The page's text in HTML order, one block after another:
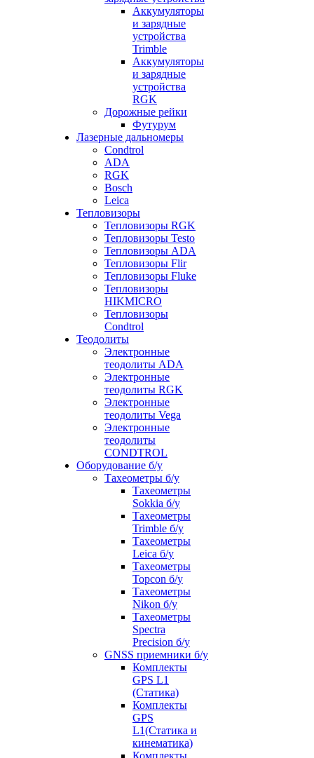
Аккумуляторы
и зарядные
устройства
Trimble
Аккумуляторы
и зарядные
устройства
RGK
Дорожные рейки
Футурум
Лазерные дальномеры
Condtrol
ADA
RGK
Bosch
Leica
Тепловизоры
Тепловизоры RGK
Тепловизоры Testo
Тепловизоры ADA
Тепловизоры Flir
Тепловизоры Fluke
Тепловизоры
HIKMICRO
Тепловизоры
Condtrol
Теодолиты
Электронные
теодолиты ADA
Электронные
теодолиты RGK
Электронные
теодолиты Vega
Электронные
теодолиты
CONDTROL
Оборудование б/у
Тахеометры б/у
Тахеометры
Sokkia б/у
Тахеометры
Trimble б/у
Тахеометры
Leica б/у
Тахеометры
Topcon б/у
Тахеометры
Nikon б/у
Тахеометры
Spectra
Precision б/у
GNSS приемники б/у
Комплекты
GPS L1
(Статика)
Комплекты
GPS
L1(Статика и
кинематика)
Комплекты